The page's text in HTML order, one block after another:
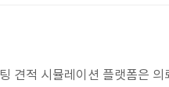
견적 시뮬레이션 플랫폼은